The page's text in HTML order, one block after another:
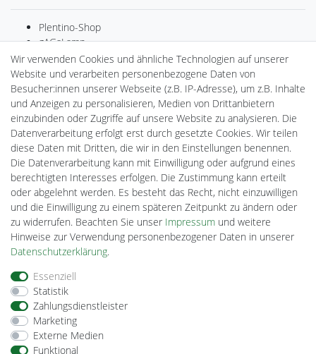
Plentino-Shop
gAGaLamp
Drohnenstore24
MeinUSB
Batteriespeicher
PlentiSolar
Gebrauchtlicht
Ledkauf
DEYESOLAR
Lightech Connect
CardanLight Europe
FORTIMO LEDs
Cardanlight-Shop
Wallbox24
Barrierefreiheitserklärung
Wir verwenden Cookies und ähnliche Technologien auf unserer
Website und verarbeiten personenbezogene Daten von
Besucher:innen unserer Webseite (z.B. IP-Adresse), um z.B. Inhalte
und Anzeigen zu personalisieren, Medien von Drittanbietern
einzubinden oder Zugriffe auf unsere Website zu analysieren. Die
Datenverarbeitung erfolgt erst durch gesetzte Cookies. Wir teilen
diese Daten mit Dritten, die wir in den Einstellungen benennen.
Die Datenverarbeitung kann mit Einwilligung oder aufgrund eines
berechtigten Interesses erfolgen. Die Zustimmung kann erteilt
oder abgelehnt werden. Es besteht das Recht, nicht einzuwilligen
und die Einwilligung zu einem späteren Zeitpunkt zu ändern oder
zu widerrufen. Beachten Sie unser Impressum und weitere
Hinweise zur Verwendung personenbezogener Daten in unserer
Daten­schutz­erklärung.
Essenziell
Statistik
Zahlungsdienstleister
Marketing
Externe Medien
Funktional